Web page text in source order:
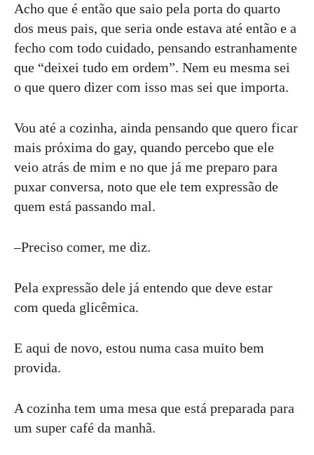
Acho que é então que saio pela porta do quarto
dos meus pais, que seria onde estava até então e a
fecho com todo cuidado, pensando estranhamente
que “deixei tudo em ordem”. Nem eu mesma sei
o que quero dizer com isso mas sei que importa.
Vou até a cozinha, ainda pensando que quero ficar
mais próxima do gay, quando percebo que ele
veio atrás de mim e no que já me preparo para
puxar conversa, noto que ele tem expressão de
quem está passando mal.
–Preciso comer, me diz.
Pela expressão dele já entendo que deve estar
com queda glicêmica.
E aqui de novo, estou numa casa muito bem
provida.
A cozinha tem uma mesa que está preparada para
um super café da manhã.